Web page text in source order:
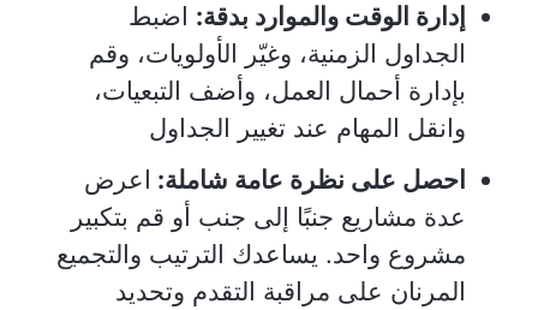
إدارة الوقت والموارد بدقة: اضبط
الجداول الزمنية، وغيّر الأولويات، وقم
بإدارة أحمال العمل، وأضف التبعيات،
وانقل المهام عند تغيير الجداول
احصل على نظرة عامة شاملة: اعرض
عدة مشاريع جنبًا إلى جنب أو قم بتكبير
مشروع واحد. يساعدك الترتيب والتجميع
المرنان على مراقبة التقدم وتحديد